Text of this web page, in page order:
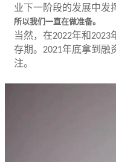
业下一阶段的发展中发
所以我们一直在做准备。
当然，在2022年和2023
存期。 2021年底拿到融
注。